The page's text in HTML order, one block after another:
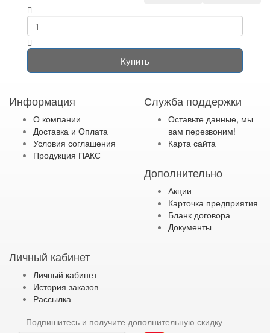
Купить
Информация
О компании
Доставка и Оплата
Условия соглашения
Продукция ПАКС
Служба поддержки
Оставьте данные, мы
вам перезвоним!
Карта сайта
Дополнительно
Акции
Карточка предприятия
Бланк договора
Документы
Личный кабинет
Личный кабинет
История заказов
Рассылка
Подпишитесь и получите дополнительную скидку